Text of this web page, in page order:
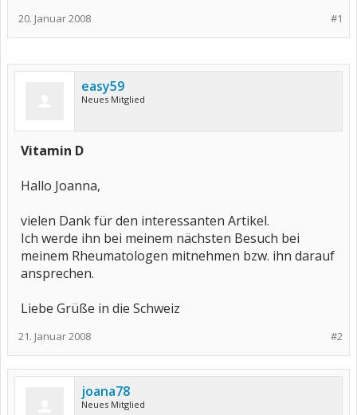
#1
20. Januar 2008
easy59
Neues Mitglied
Vitamin D
Hallo Joanna,
vielen Dank für den interessanten Artikel.
Ich werde ihn bei meinem nächsten Besuch bei
meinem Rheumatologen mitnehmen bzw. ihn darauf
ansprechen.
Liebe Grüße in die Schweiz
#2
21. Januar 2008
joana78
Neues Mitglied